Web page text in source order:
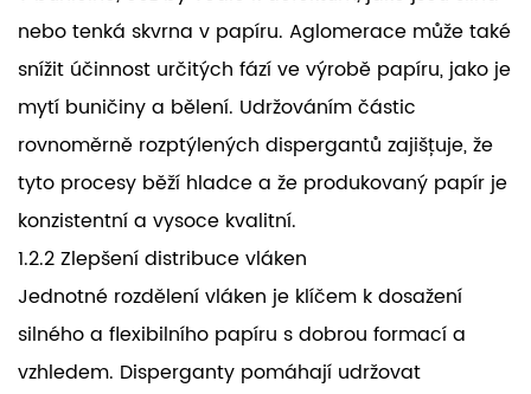
nebo tenká skvrna v papíru. Aglomerace může také
snížit účinnost určitých fází ve výrobě papíru, jako je
mytí buničiny a bělení. Udržováním částic
rovnoměrně rozptýlených dispergantů zajišťuje, že
tyto procesy běží hladce a že produkovaný papír je
konzistentní a vysoce kvalitní.
1.2.2 Zlepšení distribuce vláken
Jednotné rozdělení vláken je klíčem k dosažení
silného a flexibilního papíru s dobrou formací a
vzhledem. Disperganty pomáhají udržovat